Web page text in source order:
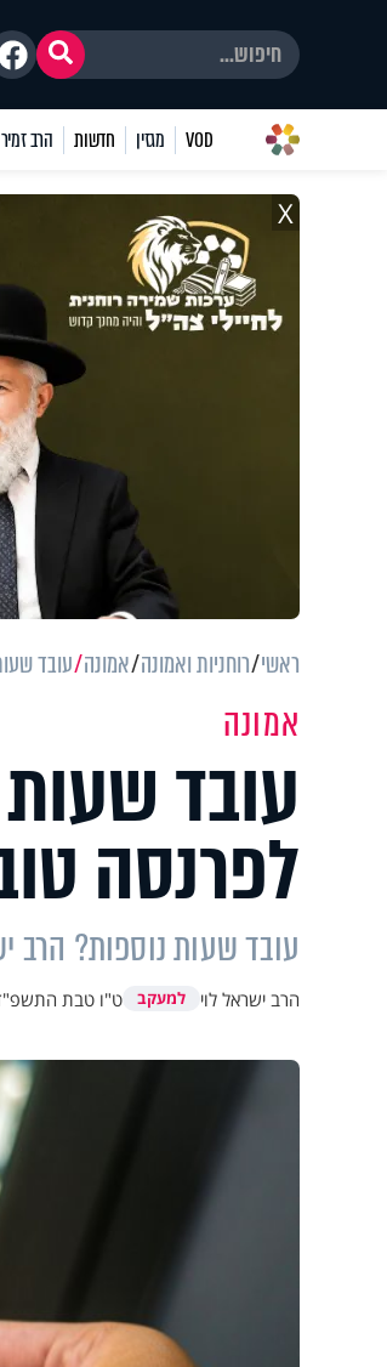
VOD מגזין חדשות הרב
X
ראשי רוחניות ואמונה אמונה עובד
אמונה
עובד
לפרנסה
עובד שעות נוספות? הרב
הרב ישראל לוי למעקב ט"ו טבת